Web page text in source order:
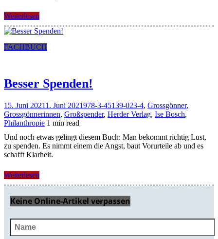
Weiterlesen
FACHBUCH
Besser Spenden!
15. Juni 20211. Juni 2021978-3-45139-023-4, Grossgönner,
Grossgönnerinnen, Großspender, Herder Verlag, Ise Bosch,
Philanthropie 1 min read
Und noch etwas gelingt diesem Buch: Man bekommt richtig Lust,
zu spenden. Es nimmt einem die Angst, baut Vorurteile ab und es
schafft Klarheit.
Weiterlesen
Keine Online-Artikel verpassen